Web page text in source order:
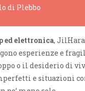
di Plebbo
ed elettronica,
esperienze e
o il desiderio di
e situazioni